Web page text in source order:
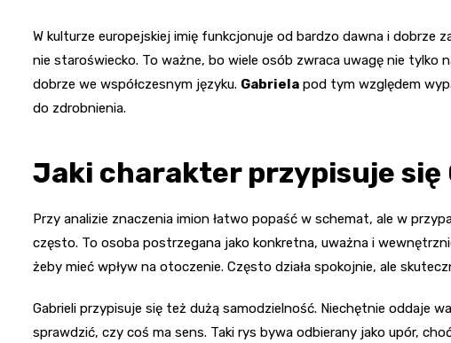
W kulturze europejskiej imię funkcjonuje od bardzo dawna i dobrze
nie staroświecko. To ważne, bo wiele osób zwraca uwagę nie tylko
dobrze we współczesnym języku. Gabriela pod tym względem
do zdrobnienia.
Jaki charakter przypisuje się
Przy analizie znaczenia imion łatwo popaść w schemat, ale w
często. To osoba postrzegana jako konkretna, uważna i
żeby mieć wpływ na otoczenie. Często działa spokojnie, ale
Gabrieli przypisuje się też dużą samodzielność. Niechętnie oddaje
sprawdzić, czy coś ma sens. Taki rys bywa odbierany jako upór,